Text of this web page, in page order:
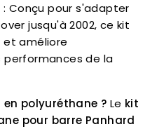
: Conçu pour s'adapter
jusqu'à 2002, ce kit
améliore
de la
polyuréthane ? Le kit
pour barre Panhard